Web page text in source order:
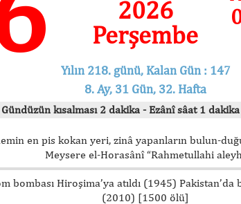
2026
Perşembe
Yılın 218. günü, Kalan Gün : 147
8. Ay, 31 Gün, 32. Hafta
Gündüzün kısalması 2 dakika - Ezânî sâat 1 dakika
en pis kokan yeri, zinâ yapanların bulun-
Meysere el-Horasânî “Rahmetullahi
bombası Hiroşima’ya atıldı (1945) Pakistan’da
(2010) [1500 ölü]